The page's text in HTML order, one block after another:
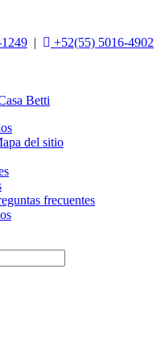
|
+52(55) 5016-4902
del sitio
frecuentes